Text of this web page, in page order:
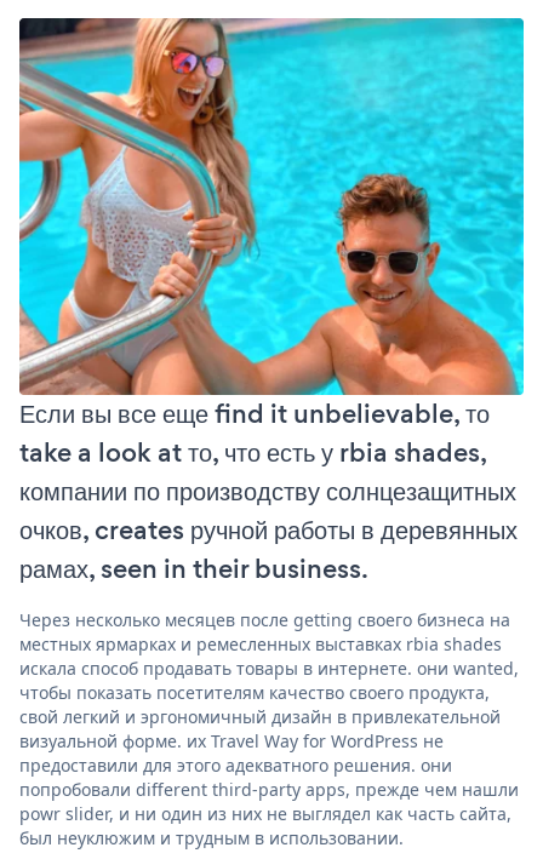
Если вы все еще find it unbelievable, то
take a look at то, что есть у rbia shades,
компании по производству солнцезащитных
очков, creates ручной работы в деревянных
рамах, seen in their business.
Через несколько месяцев после getting своего бизнеса на
местных ярмарках и ремесленных выставках rbia shades
искала способ продавать товары в интернете. они wanted,
чтобы показать посетителям качество своего продукта,
свой легкий и эргономичный дизайн в привлекательной
визуальной форме. их Travel Way for WordPress не
предоставили для этого адекватного решения. они
попробовали different third-party apps, прежде чем нашли
powr slider, и ни один из них не выглядел как часть сайта,
был неуклюжим и трудным в использовании.